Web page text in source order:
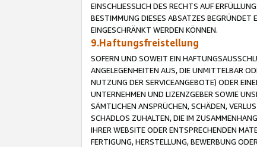
EINSCHLIESSLICH DES RECHTS AUF
BESTIMMUNG DIESES ABSATZES BEGRÜNDET
EINGESCHRÄNKT WERDEN KÖNNEN.
9.Haftungsfreistellung
SOFERN UND SOWEIT EIN
ANGELEGENHEITEN AUS, DIE UNMITTELBAR
NUTZUNG DER SERVICEANGEBOTE) ODER
UNTERNEHMEN UND LIZENZGEBER SOWIE
SÄMTLICHEN ANSPRÜCHEN, SCHÄDEN,
SCHADLOS ZUHALTEN, DIE IM
IHRER WEBSITE ODER ENTSPRECHENDEN
FERTIGUNG, HERSTELLUNG, BEWERBUNG